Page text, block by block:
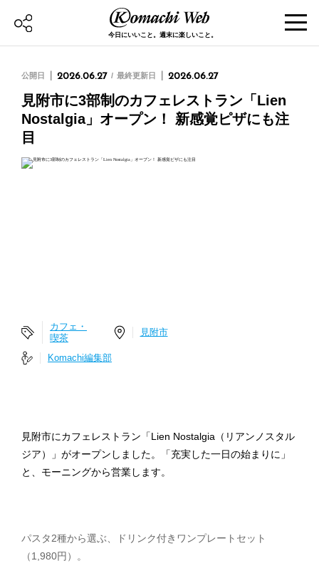
今日にいいこと。週末に楽しいこと。
公開日 2026.06.27 最終更新日 2026.06.27
見附市に3部制のカフェレストラン「Lien
Nostalgia」オープン！ 新感覚ピザにも注
目
カフェ・
喫茶
見附市
Komachi編集部
見附市にカフェレストラン「Lien Nostalgia（リアンノスタル
ジア）」がオープンしました。「充実した一日の始まりに」
と、モーニングから営業します。
パスタ2種から選ぶ、ドリンク付きワンプレートセット
（1,980円）。